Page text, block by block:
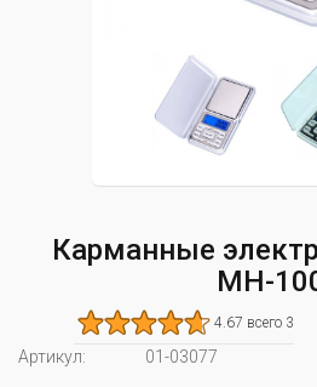
Карманные
МН-
4.67 всего 3
Артикул:
01-03077